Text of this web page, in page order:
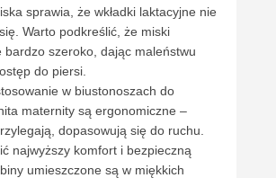
sprawia, że wkładki laktacyjne nie
Warto podkreślić, że miski
bardzo szeroko, dając maleństwu
do piersi.
w biustonoszach do
maternity są ergonomiczne –
dopasowują się do ruchu.
najwyższy komfort i bezpieczną
umieszczone są w miękkich